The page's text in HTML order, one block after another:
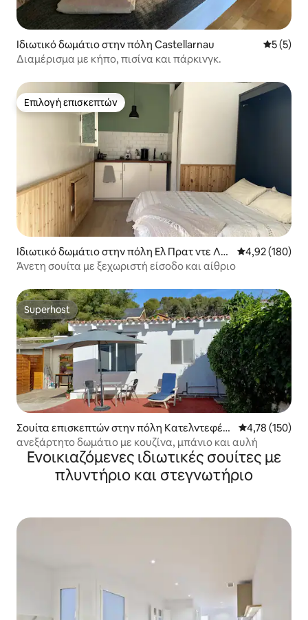
Ιδιωτικό δωμάτιο στην πόλη Castellarnau Μέση
5 (5)
Διαμέρισμα με κήπο, πισίνα και πάρκινγκ.
Επιλογή επισκεπτών
Επιλογή επισκεπτών
Ιδιωτικό δωμάτιο στην πόλη Ελ Πρατ ντε Λο
μπρεγκάτ
Μέση
4,92 (180)
Άνετη σουίτα με ξεχωριστή είσοδο και αίθριο
Superhost
Superhost
Σουίτα επισκεπτών στην πόλη Κατελντεφέλ
ς
Μέση
4,78 (150)
ανεξάρτητο δωμάτιο με κουζίνα, μπάνιο και αυλή
Ενοικιαζόμενες ιδιωτικές σουίτες με
πλυντήριο και στεγνωτήριο